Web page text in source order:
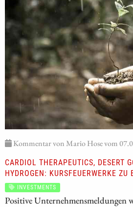
Kommentar von Mario Hose vom
CARDIOL THERAPEUTICS, DESERT
HYDROGEN: KURSFEUERWERKE ZU
INVESTMENTS
Positive Unternehmensmeldungen